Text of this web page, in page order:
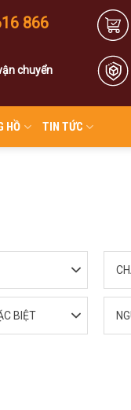
866
chuyển
HỒ TIN TỨC
BIỆT